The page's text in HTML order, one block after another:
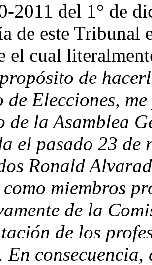
2011 del 1° de
de este Tribunal
el cual
de
de Elecciones,
de la Asamblea
el pasado 23 de
Ronald
como miembros
de la
de los
En